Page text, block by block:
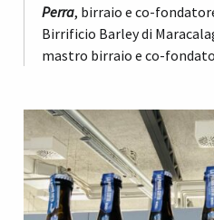
Perra, birraio e co-
Birrificio Barley di
mastro birraio e co-